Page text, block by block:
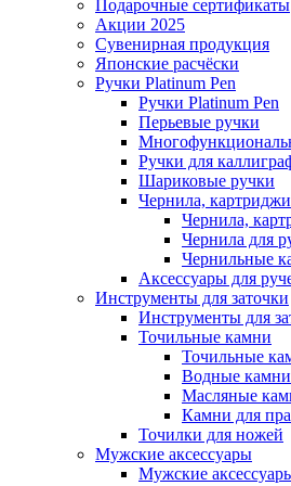
Подарочные сертификаты
Акции 2025
Сувенирная продукция
Японские расчёски
Ручки Platinum Pen
Ручки Platinum Pen
Перьевые ручки
Ручки для
Шариковые ручки
Чернила, картриджи
Чернила,
Чернила для
Чернильные
Аксессуары для
Инструменты для заточки
Инструменты для
Точильные камни
Точильные
Водные камни
Масляные
Камни для
Точилки для ножей
Мужские аксессуары
Мужские